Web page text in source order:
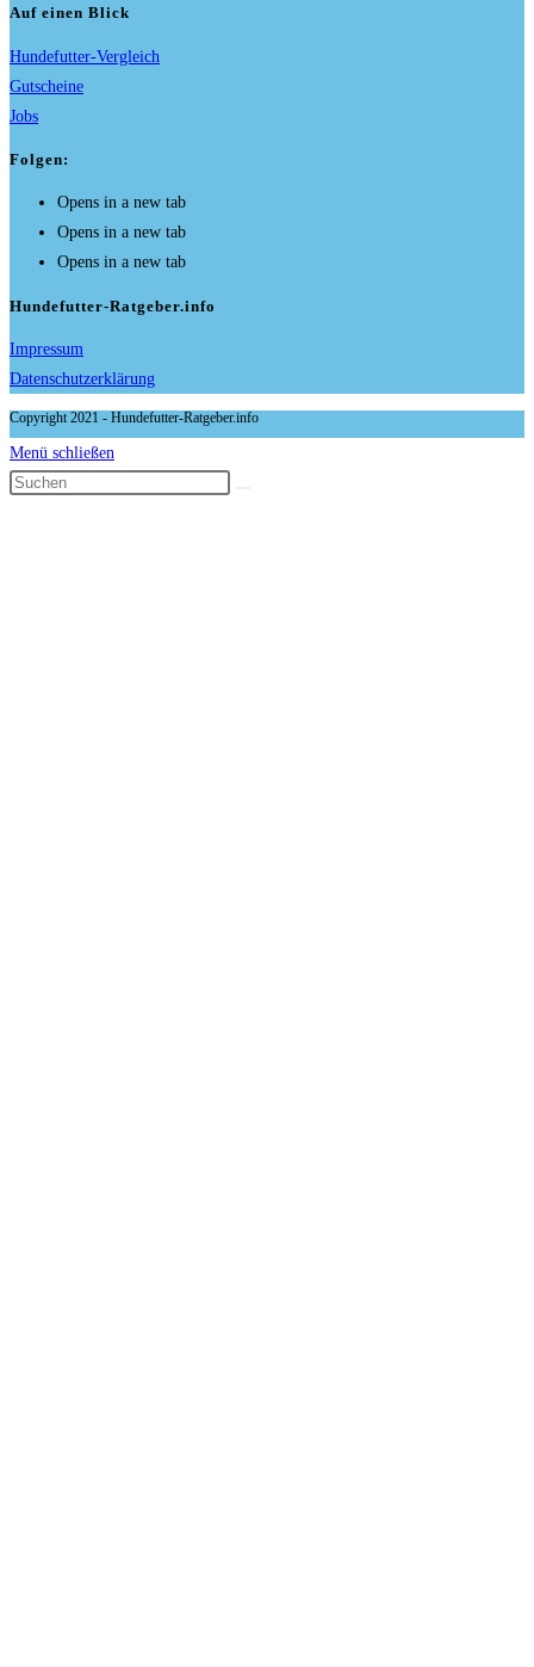
Auf einen Blick
Hundefutter-Vergleich
Gutscheine
Jobs
Folgen:
Opens in a new tab
Opens in a new tab
Opens in a new tab
Hundefutter-Ratgeber.info
Impressum
Datenschutzerklärung
Copyright 2021 - Hundefutter-Ratgeber.info
Menü schließen